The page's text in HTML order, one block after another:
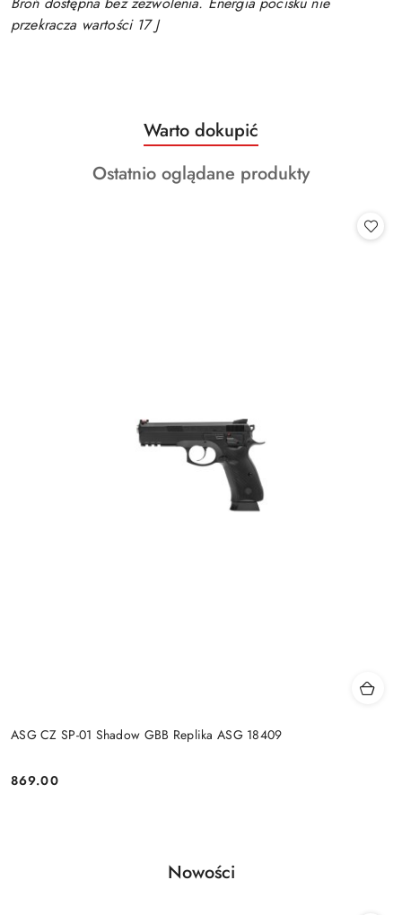
przekracza wartości 17 J
Pomiń karuzelę produktów
Produkty
o
statusie:
Warto dokupić
Produkty
Ostatnio oglądane produkty
ASG CZ SP-01 Shadow GBB Replika ASG 18409
Cena:
869.00
Pomiń karuzelę produktów
Produkty
Nowości